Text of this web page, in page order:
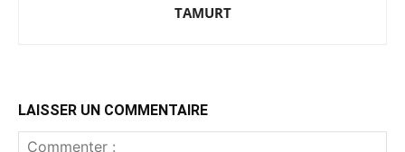
TAMURT
LAISSER UN COMMENTAIRE